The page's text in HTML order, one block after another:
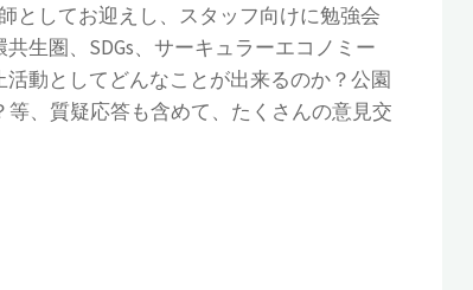
としてお迎えし、スタッフ向けに勉強会
生圏、SDGs、サーキュラーエコノミー
動としてどんなことが出来るのか？公園
、質疑応答も含めて、たくさんの意見交